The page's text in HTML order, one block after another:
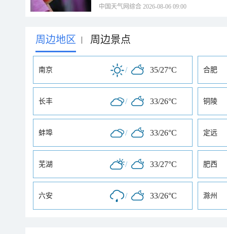
中国天气网综合 2026-08-06 09:00
周边地区 | 周边景点
南京 / 35/27°C 合肥
长丰 / 33/26°C 铜陵
蚌埠 / 33/26°C 定远
芜湖 / 33/27°C 肥西
六安 / 33/26°C 滁州